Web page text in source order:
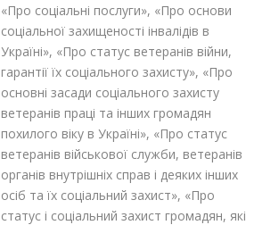
«Про соціальні послуги», «Про основи
соціальної захищеності інвалідів в
Україні», «Про статус ветеранів війни,
гарантії їх соціального захисту», «Про
основні засади соціального захисту
ветеранів праці та інших громадян
похилого віку в Україні», «Про статус
ветеранів військової служби, ветеранів
органів внутрішніх справ і деяких інших
осіб та їх соціальний захист», «Про
статус і соціальний захист громадян, які